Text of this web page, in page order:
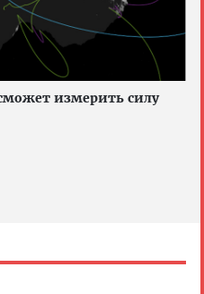
измерить силу